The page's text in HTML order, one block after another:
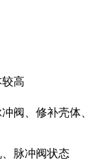
高
阀、修补壳体、
脉冲阀状态